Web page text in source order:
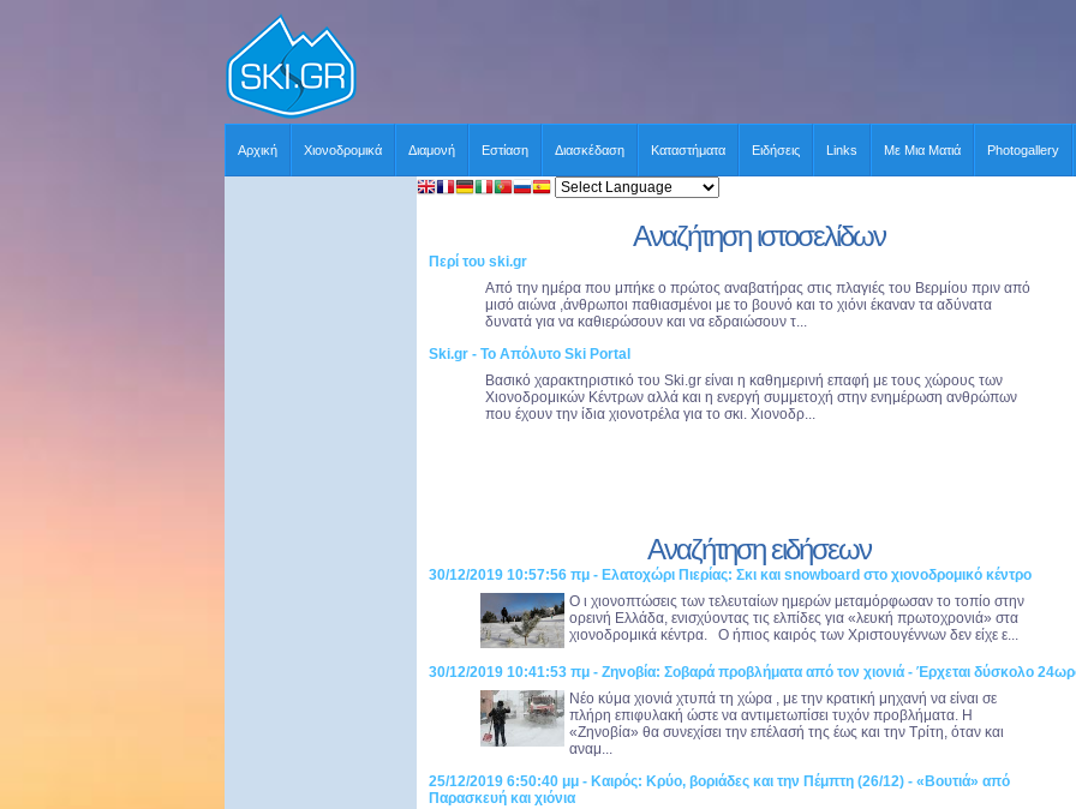
Αρχική Χιονοδρομικά Διαμονή Εστίαση Διασκέδαση Καταστήματα Ειδήσεις Links Με Μια Ματιά Photogallery
Αναζήτηση ιστοσελίδων
Περί του ski.gr
Από την ημέρα που μπήκε ο πρώτος αναβατήρας στις πλαγιές του Βερμίου πριν από
μισό αιώνα ,άνθρωποι παθιασμένοι με το βουνό και το χιόνι έκαναν τα αδύνατα
δυνατά για να καθιερώσουν και να εδραιώσουν τ...
Ski.gr - Το Απόλυτο Ski Portal
Βασικό χαρακτηριστικό του Ski.gr είναι η καθημερινή επαφή με τους χώρους των
Χιονοδρομικών Κέντρων αλλά και η ενεργή συμμετοχή στην ενημέρωση ανθρώπων
που έχουν την ίδια χιονοτρέλα για το σκι. Χιονοδρ...
Αναζήτηση ειδήσεων
30/12/2019 10:57:56 πμ - Ελατοχώρι Πιερίας: Σκι και snowboard στο χιονοδρομικό κέντρο
Ο ι χιονοπτώσεις των τελευταίων ημερών μεταμόρφωσαν το τοπίο στην
ορεινή Ελλάδα, ενισχύοντας τις ελπίδες για «λευκή πρωτοχρονιά» στα
χιονοδρομικά κέντρα. Ο ήπιος καιρός των Χριστουγέννων δεν είχε ε...
30/12/2019 10:41:53 πμ - Ζηνοβία: Σοβαρά προβλήματα από τον χιονιά - Έρχεται δύσκολο
Νέο κύμα χιονιά χτυπά τη χώρα , με την κρατική μηχανή να είναι σε
πλήρη επιφυλακή ώστε να αντιμετωπίσει τυχόν προβλήματα. Η
«Ζηνοβία» θα συνεχίσει την επέλασή της έως και την Τρίτη, όταν και
αναμ...
25/12/2019 6:50:40 μμ - Καιρός: Κρύο, βοριάδες και την Πέμπτη (26/12) - «Βουτιά» από
Παρασκευή και χιόνια